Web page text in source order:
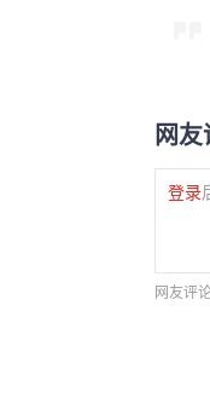
网
登录
网友评